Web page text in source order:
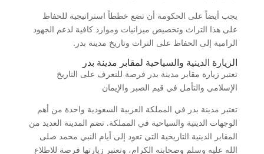
يجب أيضاً على الحكومة أن تضع خططاً استراتيجية للحفاظ
على هذا التراث وتخصيص ميزانيات وموارد كافية لدعم الجهود
الرامية إلى الحفاظ على التراث وتاريخ مدينة بدر.
الزيارة الدينية والسياحية لمقابر مدينة بدر
تعتبر زيارة مقابر مدينة بدر فرصة للتعرف على التاريخ
الإسلامي والتأمل في قيم الصبر والإيمان
تعتبر مدينة بدر في المملكة العربية السعودية واحدة من أهم
الوجهات الدينية والسياحية في المملكة. تضم المدينة العديد من
المقابر الدينية التاريخية التي تعود إلى أيام النبي محمد صلى
الله عليه وسلم وصحابته الكرام، وتعتبر زيارتها فرصة للاطلاع